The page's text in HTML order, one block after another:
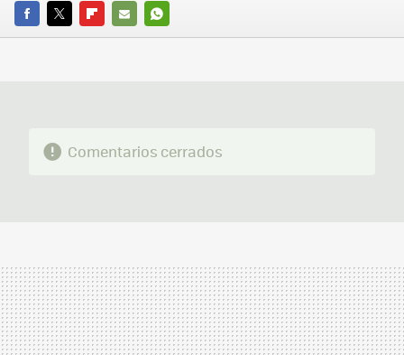
FACEBOOK
TWITTERFLIPBOARD
E-
WHATSAPP
Comentarios cerrados